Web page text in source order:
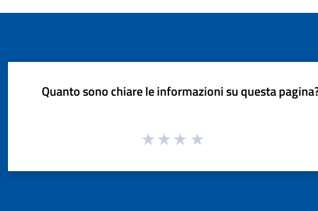
Quanto sono chiare le informazioni su questa